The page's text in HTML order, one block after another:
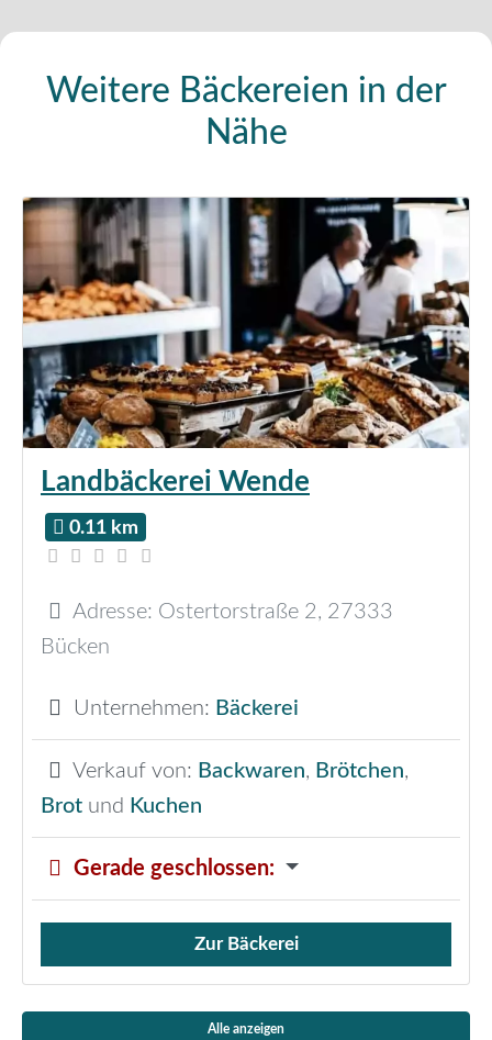
Weitere Bäckereien in der
Nähe
Landbäckerei Wende
0.11 km
Adresse: Ostertorstraße 2, 27333
Bücken
Unternehmen: Bäckerei
Verkauf von: Backwaren, Brötchen,
Brot und Kuchen
Gerade geschlossen:
Verkauf von Brötchen,
Zur Bäckerei
Alle anzeigen